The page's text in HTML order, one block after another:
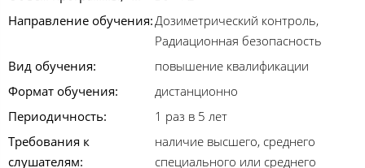
Направление обучения:Дозиметрический контроль,
Радиационная безопасность
Вид обучения:
повышение квалификации
Формат обучения:
дистанционно
Периодичность:
1 раз в 5 лет
Требования к
слушателям:
наличие высшего, среднего
специального или среднего